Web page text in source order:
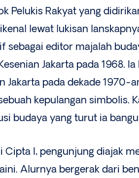
Pelukis Rakyat yang
lewat lukisan
sebagai editor majalah
Jakarta pada 1968.
Jakarta pada dekade 1970-
kepulangan simbolis.
budaya yang turut ia
Cipta I, pengunjung diajak
Alurnya bergerak dari